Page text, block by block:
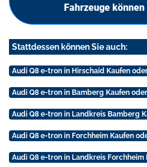
Fahrzeuge
Stattdessen können Sie auch:
Audi Q8 e-tron in Hirschaid Kaufen
Audi Q8 e-tron in Bamberg Kaufen
Audi Q8 e-tron in Landkreis Bamberg
Audi Q8 e-tron in Forchheim Kaufen
Audi Q8 e-tron in Landkreis Forchheim